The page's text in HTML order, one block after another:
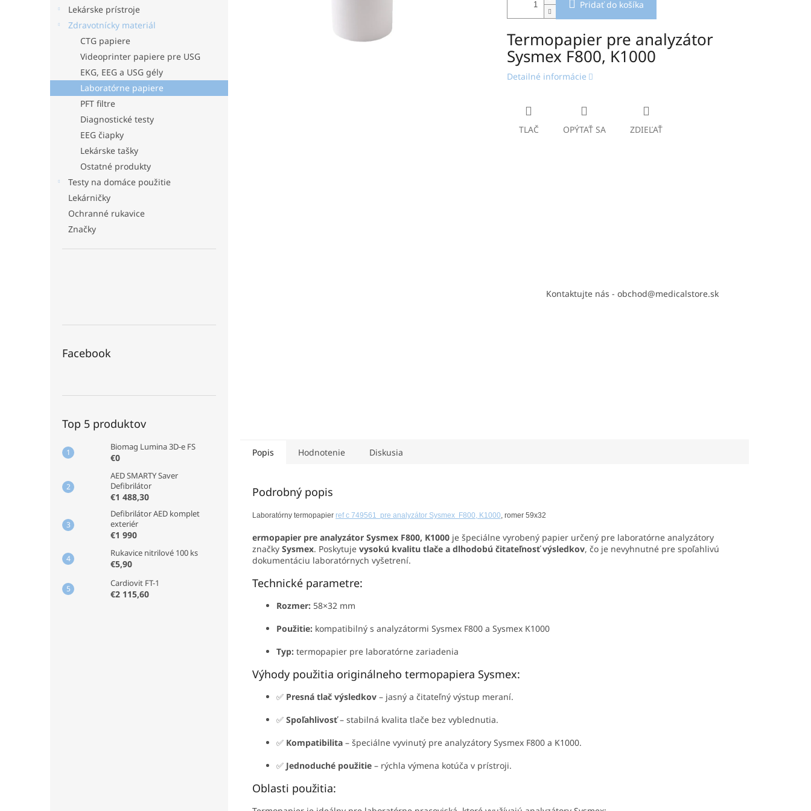
Lekárske prístroje
Zdravotnícky materiál
CTG papiere
Videoprinter papiere pre USG
EKG, EEG a USG gély
Laboratórne papiere
PFT filtre
Diagnostické testy
EEG čiapky
Lekárske tašky
Ostatné produkty
Testy na domáce použitie
Lekárničky
Ochranné rukavice
Značky
Facebook
Top 5 produktov
Biomag Lumina 3D-e FS
€0
AED SMARTY Saver
Defibrilátor
€1 488,30
Defibrilátor AED komplet
exteriér
€1 990
Rukavice nitrilové 100 ks
€5,90
Cardiovit FT-1
€2 115,60
Pridať do košíka
Termopapier pre analyzátor
Sysmex F800, K1000
Detailné informácie
TLAČ OPÝTAŤ SA ZDIEĽAŤ
Kontaktujte nás - obchod@medicalstore.sk
Popis Hodnotenie Diskusia
Podrobný popis
Laboratórny termopapier ref c 749561 pre analyzátor Sysmex F800, K1000 , romer 59x32
ermopapier pre analyzátor Sysmex F800, K1000 je špeciálne vyrobený papier určený pre laboratórne analyzátory
značky Sysmex. Poskytuje vysokú kvalitu tlače a dlhodobú čitateľnosť výsledkov, čo je nevyhnutné pre spoľahlivú
dokumentáciu laboratórnych vyšetrení.
Technické parametre:
Rozmer: 58×32 mm
Použitie: kompatibilný s analyzátormi Sysmex F800 a Sysmex K1000
Typ: termopapier pre laboratórne zariadenia
Výhody použitia originálneho termopapiera Sysmex:
✅ Presná tlač výsledkov – jasný a čitateľný výstup meraní.
✅ Spoľahlivosť– stabilná kvalita tlače bez vyblednutia.
✅ Kompatibilita – špeciálne vyvinutý pre analyzátory Sysmex F800 a K1000.
✅ Jednoduché použitie – rýchla výmena kotúča v prístroji.
Oblasti použitia: